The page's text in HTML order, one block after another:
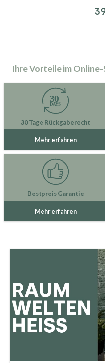
Ihre Vorteile im
30 Tage Rückgaberecht
Mehr erfahren
Bestpreis Garantie
Mehr erfahren